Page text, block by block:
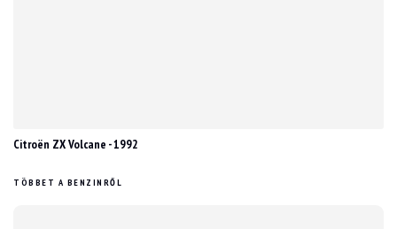
Citroën ZX Volcane - 1992
TÖBBET A BENZINRŐL